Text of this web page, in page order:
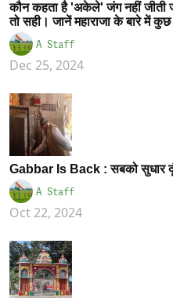
कौन कहता है 'अकेले' जंग नहीं जीती
तो सही। जानें महाराजा के बारे में
A Staff
Dec 25, 2024
Gabbar Is Back : सबको सुधार
A Staff
Oct 22, 2024